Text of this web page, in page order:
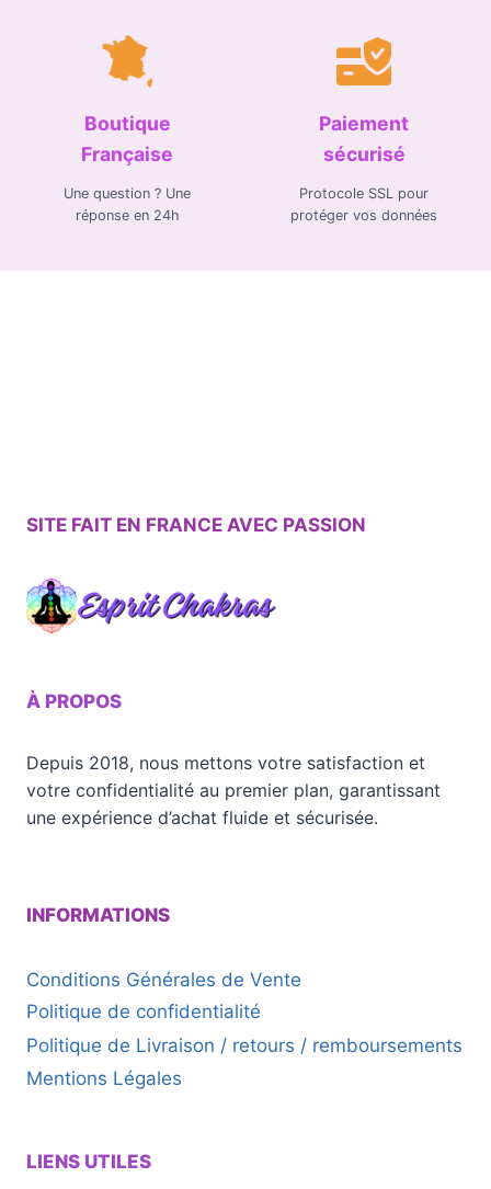
Boutique
Française
Une question ? Une
réponse en 24h
Paiement
sécurisé
Protocole SSL pour
protéger vos données
SITE FAIT EN FRANCE AVEC PASSION
À PROPOS
Depuis 2018, nous mettons votre satisfaction et
votre confidentialité au premier plan, garantissant
une expérience d’achat fluide et sécurisée.
INFORMATIONS
Conditions Générales de Vente
Politique de confidentialité
Politique de Livraison / retours / remboursements
Mentions Légales
LIENS UTILES